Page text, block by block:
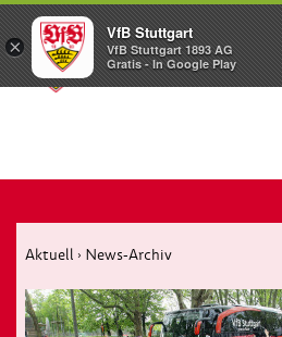
Aktuell › News-Archiv
×
VfB Stuttgart
VfB Stuttgart 1893 AG
Gratis - In Google Play